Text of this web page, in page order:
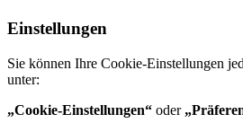
Einstellungen
Sie können Ihre Cookie‑Einstellungen
unter:
„Cookie‑Einstellungen“ oder